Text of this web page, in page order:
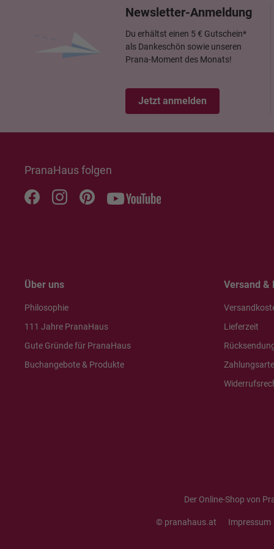
Newsletter-Anmeldung
Du erhältst einen 5 € Gutschein*
als Dankeschön sowie unseren
Prana-Moment des Monats!
Jetzt anmelden
PranaHaus folgen
Über uns
Philosophie
111 Jahre PranaHaus
Gute Gründe für PranaHaus
Buchangebote & Produkte
Versand &
Lieferzeit
Der Online-Shop von
© pranahaus.at Impressum